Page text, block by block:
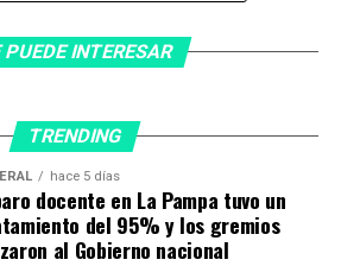
George, emocionado.
y Georgia , y con el tiempo
a decidir compartir la vida como
PUEDE INTERESAR
TRENDING
hace 5 días
docente en La Pampa tuvo un
del 95% y los gremios
al Gobierno nacional